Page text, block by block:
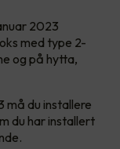
2023
med type 2-
og på hytta,
må du installere
du har installert